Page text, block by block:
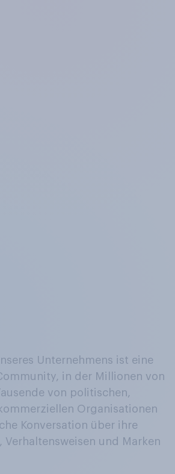
Unternehmens ist eine
in der Millionen von
von politischen,
Organisationen
Konversation über ihre
Verhaltensweisen und Marken